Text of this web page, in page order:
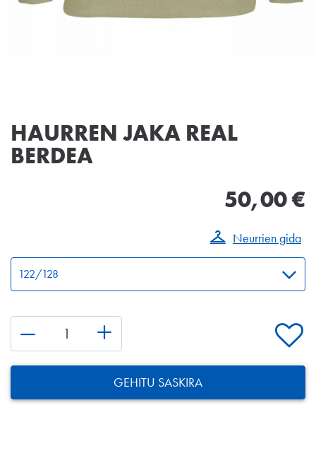
HAURREN JAKA REAL
BERDEA
50,00 €
Neurrien gida
GEHITU SASKIRA